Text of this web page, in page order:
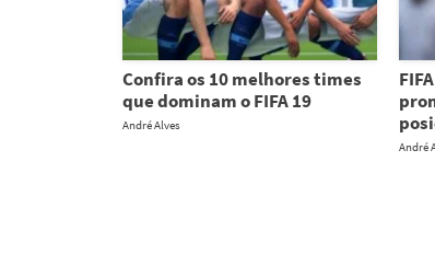
Confira os 10 melhores times
que dominam o FIFA 19
André Alves
André